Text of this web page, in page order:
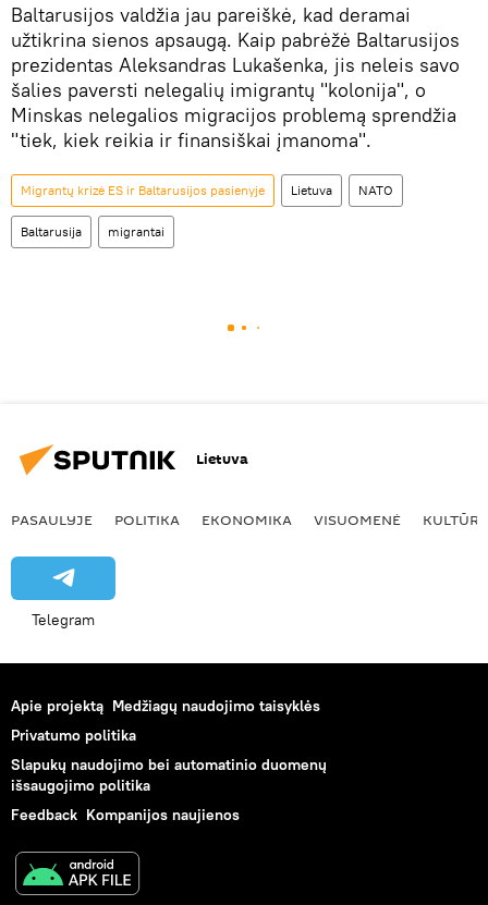
Baltarusijos valdžia jau pareiškė, kad deramai
užtikrina sienos apsaugą. Kaip pabrėžė Baltarusijos
prezidentas Aleksandras Lukašenka, jis neleis savo
šalies paversti nelegalių imigrantų "kolonija", o
Minskas nelegalios migracijos problemą sprendžia
"tiek, kiek reikia ir finansiškai įmanoma".
Migrantų krizė ES ir Baltarusijos pasienyje Lietuva NATO
Baltarusija migrantai
Lietuva
PASAULYJE POLITIKA EKONOMIKA VISUOMENĖ KULTŪRA
Telegram
Apie projektą Medžiagų naudojimo taisyklės
Privatumo politika
Slapukų naudojimo bei automatinio duomenų
išsaugojimo politika
Feedback Kompanijos naujienos